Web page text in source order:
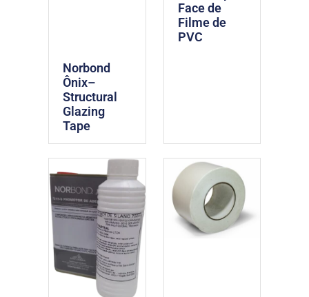
Norbond
Ônix–
Structural
Glazing
Tape
Face de
Filme de
PVC